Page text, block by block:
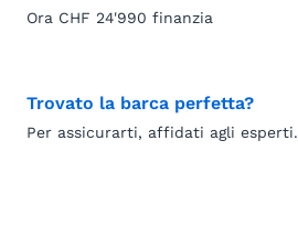
Ora CHF 24'990 finanzia
Trovato la barca perfetta?
Per assicurarti, affidati agli esperti.